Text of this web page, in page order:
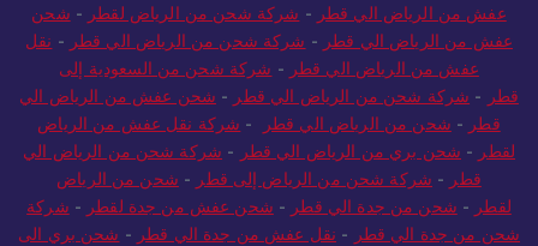
عفش من الرياض الي قطر - شركة شحن من الرياض لقطر - شحن
عفش من الرياض الي قطر - شركة شحن من الرياض الي قطر - نقل
عفش من الرياض الي قطر - شركة شحن من السعودية إلى
قطر - شركة شحن من الرياض الي قطر - شحن عفش من الرياض الي
قطر - شحن من الرياض الي قطر - شركة نقل عفش من الرياض
لقطر - شحن بري من الرياض الي قطر - شركة شحن من الرياض الي
قطر - شركة شحن من الرياض إلى قطر - شحن من الرياض
لقطر - شحن من جدة الي قطر - شحن عفش من جدة لقطر - شركة
شحن من جدة الي قطر - نقل عفش من جدة الي قطر - شحن بري الى